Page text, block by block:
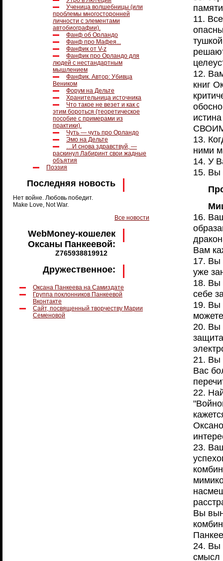
Ученица волшебницы (или
проблемы многосторонней
личности с элементами
автобиографии).
Фанф об Орландо
Фанф про Мафея...
Фанфик от V-z
Фанфик про Орландо для
людей с нестандартным
мышлением
Фанфик. Автор: Убивца
Веником
Форум на Дельте
Хранительница источника
Что такое не везет и как с
этим бороться (теоретическое
пособие с примерами из
практики).
Чуть — чуть про Орландо
Эмо на Дельте
…И снова здравствуй, —
раскинул Лабиринт свои жадные
объятия
Поэзия
Последняя новость
Нет войне. Любовь победит.
Make Love, Not War.
Все новости
WebMoney-кошелек
Оксаны Панкеевой:
Z765938819912
Дружественное:
Оксана Панкеева на Самиздате
Группа поклонников Панкеевой
Вконтакте
Сайт, посвященный творчеству Марии
Семеновой
11.
12.
книг
13.
ними
14. У
15. Вы
16.
Вам
17. Вы
уже
18. Вы
себе
19. Вы
20. Вы
21. Вы
Вас
22.
23.
Вы
24. Вы
смысл